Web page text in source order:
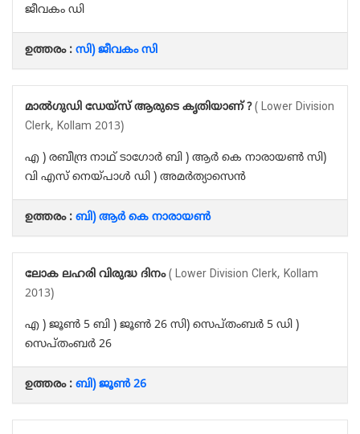
ജീവകം ഡി
ഉത്തരം : സി) ജീവകം സി
മാൽഗുഡി ഡേയ്‌സ് ആരുടെ കൃതിയാണ് ?( Lower Division
Clerk, Kollam 2013)
എ ) രബീന്ദ്ര നാഥ് ടാഗോർ ബി ) ആർ കെ നാരായൺ സി)
വി എസ് നെയ്‌പാൾ ഡി ) അമർത്യാസെൻ
ഉത്തരം : ബി) ആർ കെ നാരായൺ
ലോക ലഹരി വിരുദ്ധ ദിനം( Lower Division Clerk, Kollam
2013)
എ ) ജൂൺ 5 ബി ) ജൂൺ 26 സി) സെപ്തംബർ 5 ഡി )
സെപ്തംബർ 26
ഉത്തരം : ബി) ജൂൺ 26